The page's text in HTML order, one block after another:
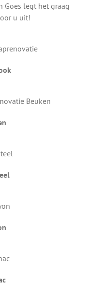
Goes legt het graag
u uit!